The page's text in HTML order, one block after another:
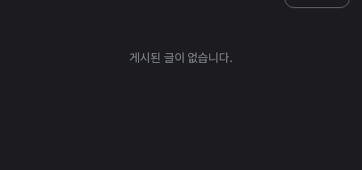
게시된 글이 없습니다.